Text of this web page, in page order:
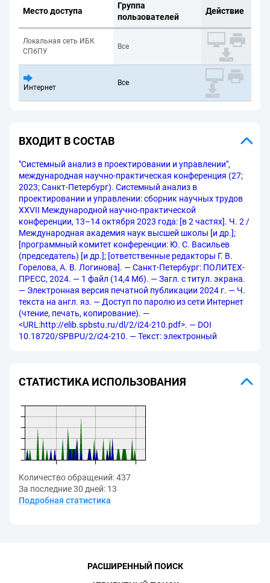
Место доступа
Группа
пользователей
Действие
Локальная сеть ИБК
СПбПУ
Все
Интернет
Все
ВХОДИТ В СОСТАВ
"Системный анализ в проектировании и управлении",
международная научно-практическая конференция (27;
2023; Санкт-Петербург). Системный анализ в
проектировании и управлении: сборник научных трудов
XXVII Международной научно-практической
конференции, 13–14 октября 2023 года: [в 2 частях]. Ч. 2 /
Международная академия наук высшей школы [и др.];
[программный комитет конференции: Ю. С. Васильев
(председатель) [и др.]; [ответственные редакторы Г. В.
Горелова, А. В. Логинова]. — Санкт-Петербург: ПОЛИТЕХ-
ПРЕСС, 2024. — 1 файл (14,4 Мб). — Загл. с титул. экрана.
— Электронная версия печатной публикации 2024 г. — Ч.
текста на англ. яз. — Доступ по паролю из сети Интернет
(чтение, печать, копирование). —
<URL:http://elib.spbstu.ru/dl/2/i24-210.pdf>. — DOI
10.18720/SPBPU/2/i24-210. — Текст: электронный
СТАТИСТИКА ИСПОЛЬЗОВАНИЯ
Количество обращений:437
За последние 30 дней: 13
Подробная статистика
РАСШИРЕННЫЙ ПОИСК